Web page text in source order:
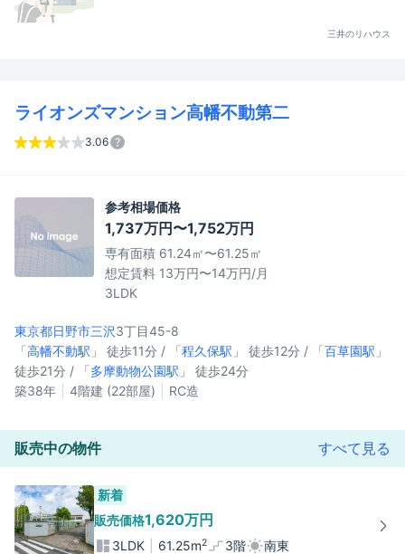
三井のリハウス
ライオンズマンション高幡不動第二
3.06
参考相場価格
1,737万円〜1,752万円
専有面積 61.24㎡〜61.25㎡
想定賃料 13万円〜14万円/月
3LDK
東京都日野市三沢3丁目45-8
「高幡不動駅 」 徒歩11分 / 「程久保駅 」 徒歩12分 / 「百草園駅 」
徒歩21分 / 「多摩動物公園駅 」 徒歩24分
築38年
4階建 (22部屋) RC造
販売中の物件 すべて見る
新着
販売価格1,620万円
3LDK 61.25m2 3階 南東